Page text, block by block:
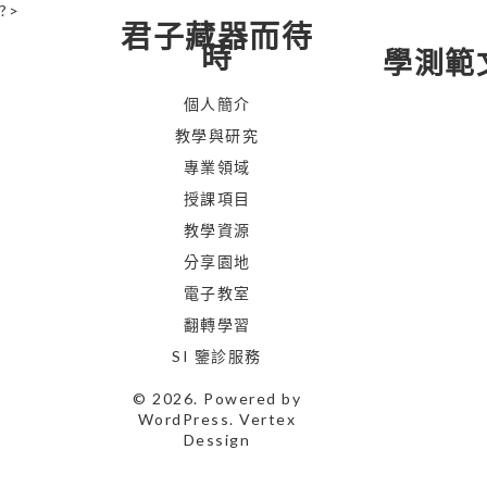
君子藏器而待
時
個人簡介
教學與研究
專業領域
授課項目
教學資源
分享園地
電子教室
翻轉學習
SI 鑒診服務
© 2026. Powered by
WordPress. Vertex
Dessign
?>
學測範